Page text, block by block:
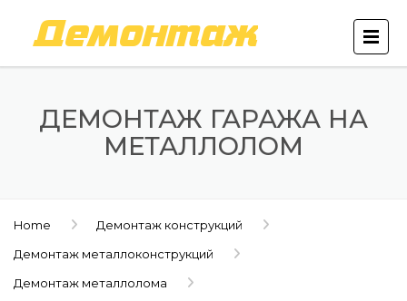
ДЕМОНТАЖ ГАРАЖА НА
МЕТАЛЛОЛОМ
Home
Демонтаж конструкций
Демонтаж металлоконструкций
Демонтаж металлолома